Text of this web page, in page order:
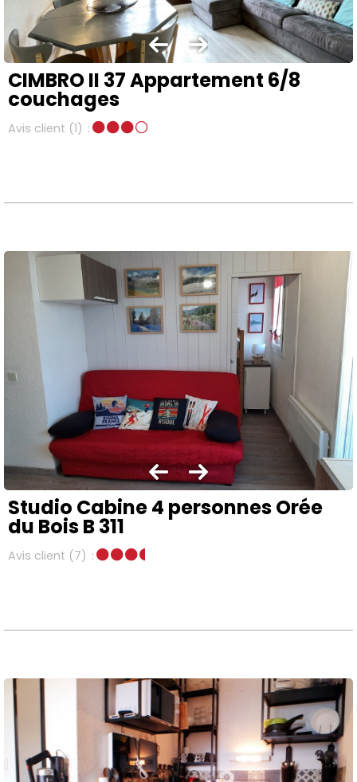
CIMBRO II 37 Appartement 6/8
couchages
Avis client (1)
Studio Cabine 4 personnes Orée
du Bois B 311
Avis client (7)